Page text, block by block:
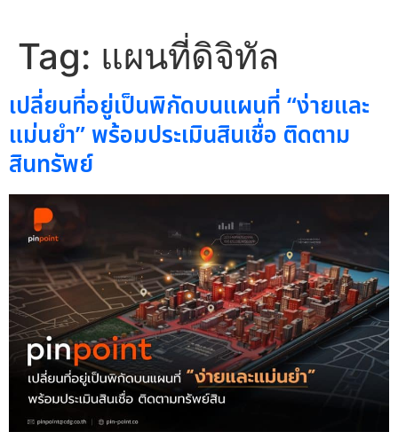
Tag: แผนที่ดิจิทัล
เปลี่ยนที่อยู่เป็นพิกัดบนแผนที่ “ง่ายและ
แม่นยำ” พร้อมประเมินสินเชื่อ ติดตาม
สินทรัพย์